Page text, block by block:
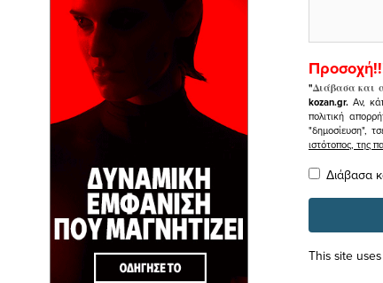
"Διάβασα και
kozan.gr. Αν,
πολιτική
"δημοσίευση",
ιστότοπος, της
Διάβασα
This site